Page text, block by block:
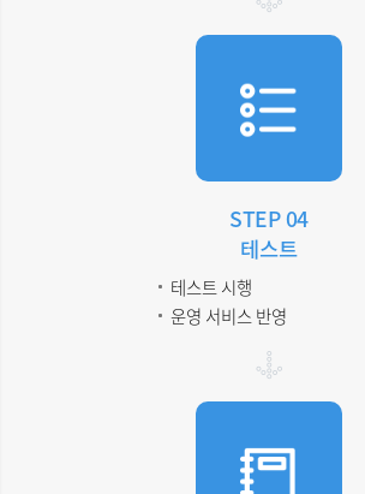
STEP 04
테스트
테스트 시행
운영 서비스 반영